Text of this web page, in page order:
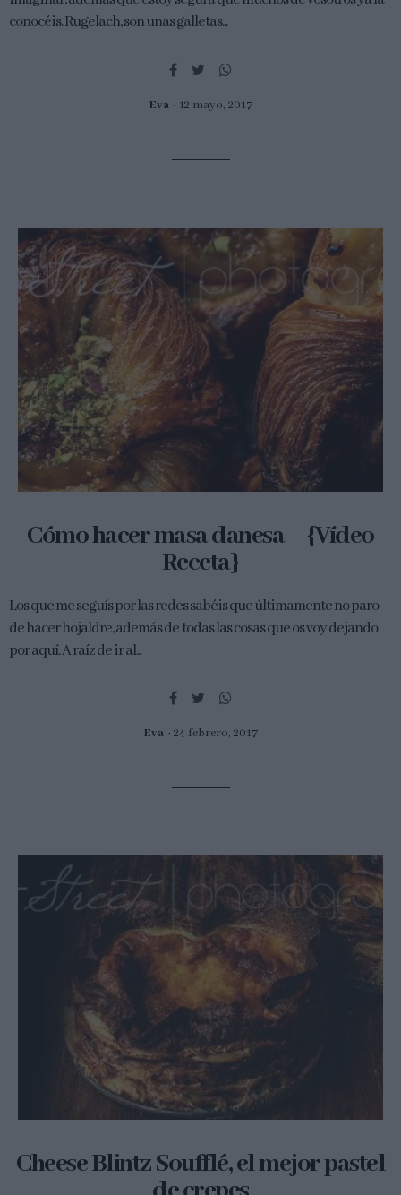
conocéis. Rugelach, son unas galletas...
Eva 12 mayo, 2017
Cómo hacer masa danesa – {Vídeo
Receta}
Los que me seguís por las redes sabéis que últimamente no paro
de hacer hojaldre, además de todas las cosas que os voy dejando
por aquí. A raíz de ir al...
Eva 24 febrero, 2017
Cheese Blintz Soufflé, el mejor pastel